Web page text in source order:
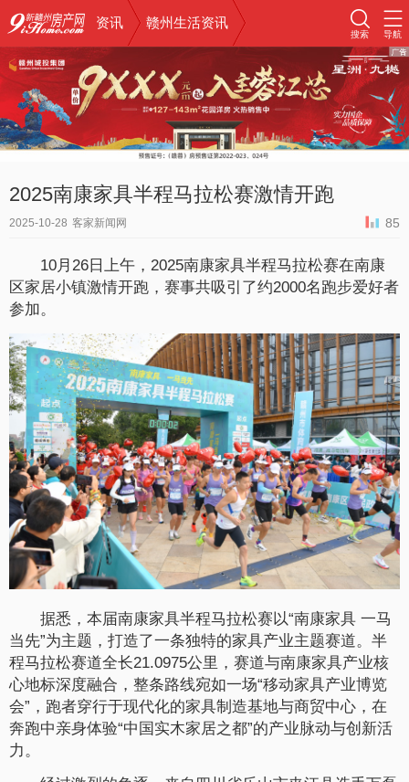
资讯 赣州生活资讯
搜索 导航
2025南康家具半程马拉松赛激情开跑
2025-10-28 客家新闻网 85
10月26日上午，2025南康家具半程马拉松赛在南康
区家居小镇激情开跑，赛事共吸引了约2000名跑步爱好者
参加。
据悉，本届南康家具半程马拉松赛以“南康家具 一马
当先”为主题，打造了一条独特的家具产业主题赛道。半
程马拉松赛道全长21.0975公里，赛道与南康家具产业核
心地标深度融合，整条路线宛如一场“移动家具产业博览
会”，跑者穿行于现代化的家具制造基地与商贸中心，在
奔跑中亲身体验“中国实木家居之都”的产业脉动与创新活
力。